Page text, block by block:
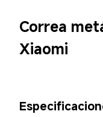
Correa
Xiaomi